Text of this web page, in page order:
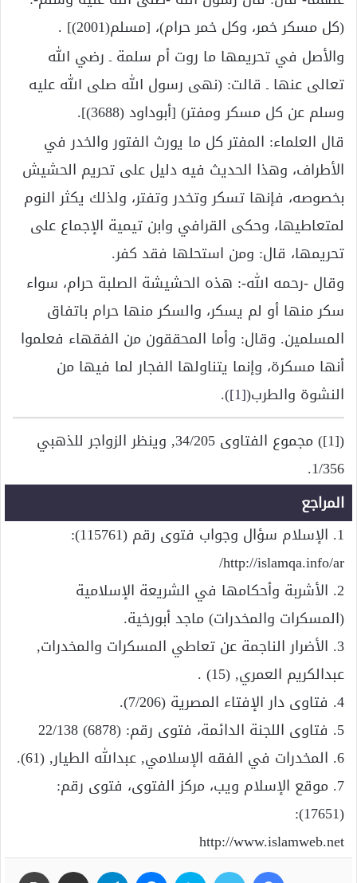
(كل مسكر خمر، وكل خمر حرام)، [مسلم(2001)] .
والأصل في تحريمها ما روت أم سلمة ـ رضي الله
تعالى عنها ـ قالت: (نهى رسول الله صلى الله عليه
وسلم عن كل مسكر ومفتر) [أبوداود (3688)].
قال العلماء: المفتر كل ما يورث الفتور والخدر في
الأطراف، وهذا الحديث فيه دليل على تحريم الحشيش
بخصوصه، فإنها تسكر وتخدر وتفتر، ولذلك يكثر النوم
لمتعاطيها، وحكى القرافي وابن تيمية الإجماع على
تحريمها، قال: ومن استحلها فقد كفر.
وقال -رحمه الله-: هذه الحشيشة الصلبة حرام، سواء
سكر منها أو لم يسكر، والسكر منها حرام باتفاق
المسلمين. وقال: وأما المحققون من الفقهاء فعلموا
أنها مسكرة، وإنما يتناولها الفجار لما فيها من
النشوة والطرب([1]
).
([1]) مجموع الفتاوى 34/205, وينظر الزواجر للذهبي
1/356.
المراجع
1. الإسلام سؤال وجواب فتوى رقم (115761):
http://islamqa.info/ar/
2. الأشربة وأحكامها في الشريعة الإسلامية
(المسكرات والمخدرات) ماجد أبورخية.
3. الأضرار الناجمة عن تعاطي المسكرات والمخدرات,
عبدالكريم العمري, (15) .
4. فتاوى دار الإفتاء المصرية (7/206).
5. فتاوى اللجنة الدائمة، فتوى رقم: (6878) 22/138
6. المخدرات في الفقه الإسلامي, عبدالله الطيار, (61).
7. موقع الإسلام ويب، مركز الفتوى، فتوى رقم:
(17651):
http://www.islamweb.net